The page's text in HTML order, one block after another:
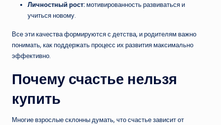
Личностный рост:мотивированность развиваться и
учиться новому.
Все эти качества формируются с детства, и родителям важно
понимать, как поддержать процесс их развития максимально
эффективно.
Почему счастье нельзя
купить
Многие взрослые склонны думать, что счастье зависит от